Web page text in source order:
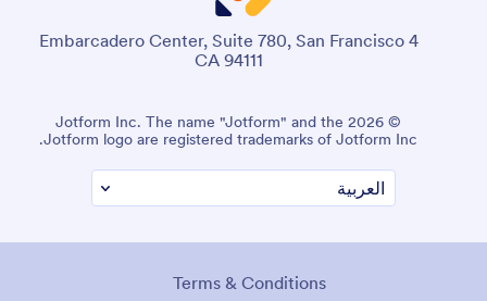
4 Embarcadero Center, Suite 780, San Francisco
CA 94111
© 2026 Jotform Inc. The name "Jotform" and the
Jotform logo are registered trademarks of Jotform Inc.
Terms & Conditions